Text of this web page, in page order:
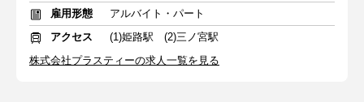
雇用形態
アルバイト・パート
アクセス
(1)姫路駅 (2)三ノ宮駅
株式会社プラスティーの求人一覧を見る